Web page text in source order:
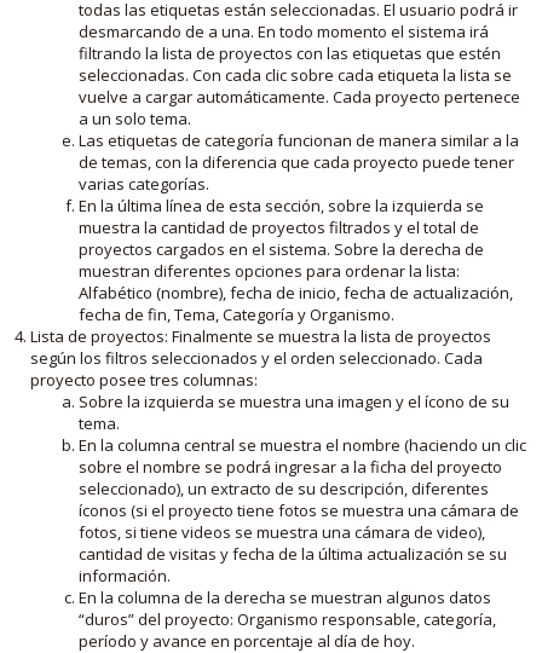
todas las etiquetas están seleccionadas. El usuario podrá ir
desmarcando de a una. En todo momento el sistema irá
filtrando la lista de proyectos con las etiquetas que estén
seleccionadas. Con cada clic sobre cada etiqueta la lista se
vuelve a cargar automáticamente. Cada proyecto pertenece
a un solo tema.
Las etiquetas de categoría funcionan de manera similar a la
de temas, con la diferencia que cada proyecto puede tener
varias categorías.
En la última línea de esta sección, sobre la izquierda se
muestra la cantidad de proyectos filtrados y el total de
proyectos cargados en el sistema. Sobre la derecha de
muestran diferentes opciones para ordenar la lista:
Alfabético (nombre), fecha de inicio, fecha de actualización,
fecha de fin, Tema, Categoría y Organismo.
Lista de proyectos: Finalmente se muestra la lista de proyectos
según los filtros seleccionados y el orden seleccionado. Cada
proyecto posee tres columnas:
Sobre la izquierda se muestra una imagen y el ícono de su
tema.
En la columna central se muestra el nombre (haciendo un clic
sobre el nombre se podrá ingresar a la ficha del proyecto
seleccionado), un extracto de su descripción, diferentes
íconos (si el proyecto tiene fotos se muestra una cámara de
fotos, si tiene videos se muestra una cámara de video),
cantidad de visitas y fecha de la última actualización se su
información.
En la columna de la derecha se muestran algunos datos
“duros” del proyecto: Organismo responsable, categoría,
período y avance en porcentaje al día de hoy.